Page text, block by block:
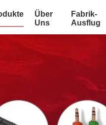
Über
Uns
Fabrik-
Ausflug